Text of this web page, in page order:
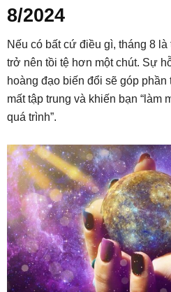
8/2024
Nếu có bất cứ điều gì, tháng 8
trở nên tồi tệ hơn một chút. Sự
hoàng đạo biến đổi sẽ góp phần
mất tập trung và khiến bạn “làm
quá trình”.